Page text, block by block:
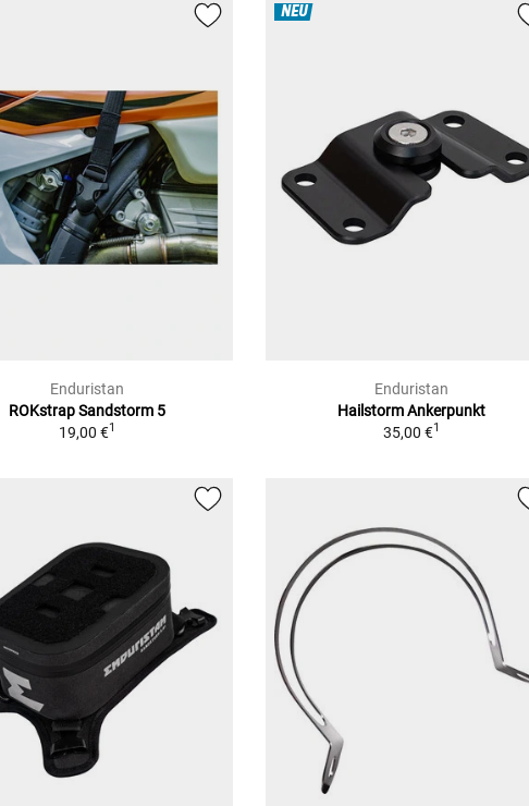
Enduristan
ROKstrap Sandstorm 5
19,00 €1
NEU
Enduristan
Hailstorm Ankerpunkt
35,00 €1